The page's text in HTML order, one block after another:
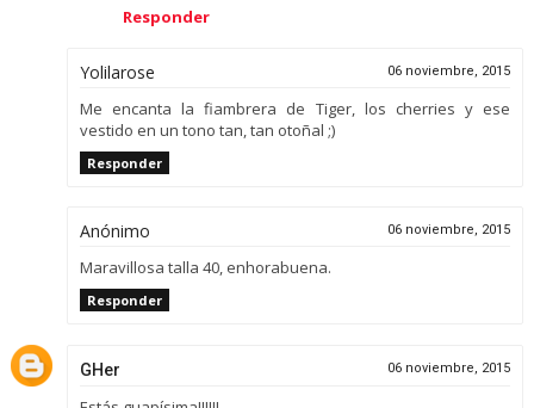
Responder
Yolilarose 06 noviembre, 2015
Me encanta la fiambrera de Tiger, los cherries y ese
vestido en un tono tan, tan otoñal ;)
Responder
Anónimo 06 noviembre, 2015
Maravillosa talla 40, enhorabuena.
Responder
GHer 06 noviembre, 2015